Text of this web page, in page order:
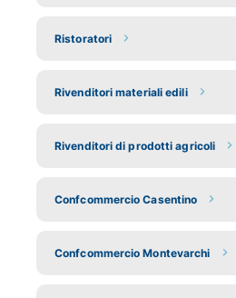
Ristoratori
Rivenditori materiali edili
Rivenditori di prodotti agricoli
Confcommercio Casentino
Confcommercio Montevarchi